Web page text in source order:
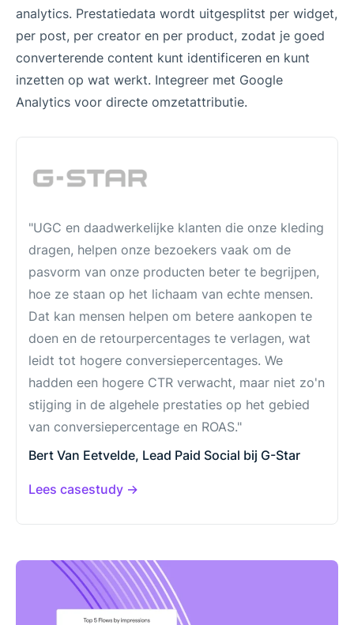
analytics. Prestatiedata wordt uitgesplitst per widget,
per post, per creator en per product, zodat je goed
converterende content kunt identificeren en kunt
inzetten op wat werkt. Integreer met Google
Analytics voor directe omzetattributie.
"UGC en daadwerkelijke klanten die onze kleding
dragen, helpen onze bezoekers vaak om de
pasvorm van onze producten beter te begrijpen,
hoe ze staan ​​op het lichaam van echte mensen.
Dat kan mensen helpen om betere aankopen te
doen en de retourpercentages te verlagen, wat
leidt tot hogere conversiepercentages. We
hadden een hogere CTR verwacht, maar niet zo'n
stijging in de algehele prestaties op het gebied
van conversiepercentage en ROAS."
Bert Van Eetvelde, Lead Paid Social bij G-Star
Lees casestudy